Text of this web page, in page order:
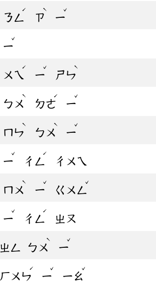
ㄋㄥ
ˊ
ㄗ
ˋ
ㄧ
ˇ
ㄧ
ˇ
ㄨㄟ
ˊ
ㄧ
ˇ
ㄕㄣ
ˋ
ㄅㄨ
ˋ
ㄉㄜ
ˊ
ㄧ
ˇ
ㄇㄣ
ˋ
ㄅㄨ
ˋ
ㄧ
ˇ
ㄧ
ˇ
ㄔㄥ
ˊ
ㄔㄨㄟ
ㄇㄨ
ˋ
ㄧ
ˇ
ㄍㄨㄥ
ˇ
ㄧ
ˇ
ㄔㄥ
ˊ
ㄓㄡ
ㄓㄥ ㄅㄨ
ˋ
ㄧ
ˇ
ㄏㄨㄣ
ˊ
ㄧ
ˇ
ㄧㄠ
ˇ